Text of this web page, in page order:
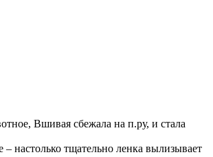
Вшивая сбежала на п.ру, и стала
настолько тщательно ленка вылизывает